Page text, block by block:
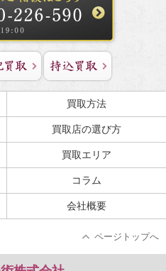
買取方法
買取店の選び方
買取エリア
コラム
会社概要
ページトップへ